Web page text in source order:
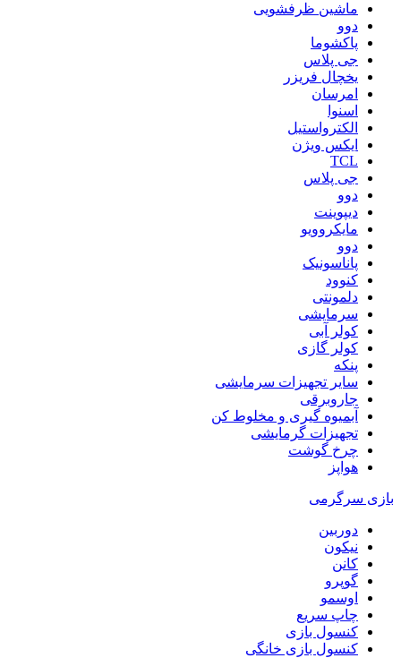
ماشین ظرفشویی
دوو
پاکشوما
جی پلاس
یخچال فریزر
امرسان
اسنوا
الکترواستیل
ایکس ویژن
TCL
جی پلاس
دوو
دیپوینت
مایکروویو
دوو
پاناسونیک
کنوود
دلمونتی
سرمایشی
کولر آبی
کولر گازی
پنکه
سایر تجهیزات سرمایشی
جاروبرقی
آبمیوه گیری و مخلوط کن
تجهیزات گرمایشی
چرخ گوشت
هواپز
بازی سرگرمی
دوربین
نیکون
کانن
گوپرو
اوسمو
چاپ سریع
کنسول بازی
کنسول بازی خانگی